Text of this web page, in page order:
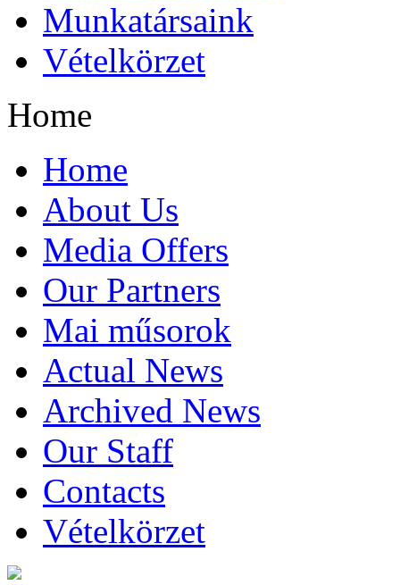
Munkatársaink
Vételkörzet
Home
Home
About Us
Media Offers
Our Partners
Mai műsorok
Actual News
Archived News
Our Staff
Contacts
Vételkörzet